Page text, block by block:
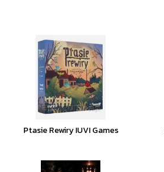
Ptasie Rewiry IUVI Games